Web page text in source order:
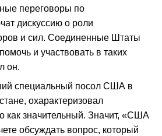
переговоры по
дискуссию о роли
и сил. Соединенные Штаты
и участвовать в таких
он.
специальный посол США в
охарактеризовал
как значительный. Значит, «США
обсуждать вопрос, который